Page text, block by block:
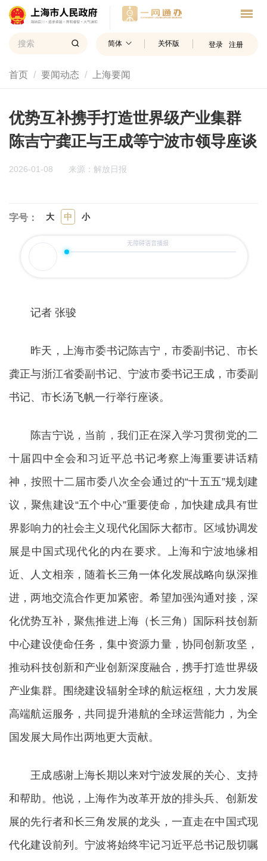
简体 关怀版 登录 注册
首页 要闻动态 上海要闻
优势互补携手打造世界级产业集群
陈吉宁龚正与王成等宁波市领导座谈
2026-01-08 来源：解放日报
字号： 大 中 小
记者 张骏
昨天，上海市委书记陈吉宁，市委副书记、市长
龚正与浙江省委副书记、宁波市委书记王成，市委副
书记、市长汤飞帆一行举行座谈。
陈吉宁说，当前，我们正在深入学习贯彻党的二
十届四中全会和习近平总书记考察上海重要讲话精
神，按照十二届市委八次全会通过的“十五五”规划建
议，聚焦建设“五个中心”重要使命，加快建成具有世
界影响力的社会主义现代化国际大都市。区域协调发
展是中国式现代化的内在要求。上海和宁波地缘相
近、人文相亲，随着长三角一体化发展战略向纵深推
进，两地交流合作更加紧密。希望加强沟通对接，深
化优势互补，聚焦推进上海（长三角）国际科技创新
中心建设使命任务，集中资源力量，协同创新攻坚，
推动科技创新和产业创新深度融合，携手打造世界级
产业集群。围绕建设辐射全球的航运枢纽，大力发展
高端航运服务，共同提升港航的全球运营能力，为全
国发展大局作出两地更大贡献。
王成感谢上海长期以来对宁波发展的关心、支持
和帮助。他说，上海作为改革开放的排头兵、创新发
展的先行者和长三角发展的龙头，一直走在中国式现
代化建设前列。宁波将始终牢记习近平总书记殷切嘱